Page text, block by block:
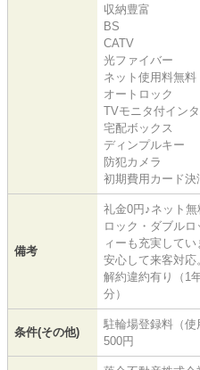
収納豊富
BS
CATV
光ファイバー
ネット使用料無料
オートロック
TVモニタ付イン
宅配ボックス
ディンプルキー
防犯カメラ
初期費用カード決
備考
礼金0円♪ネット
ロック・ダブル
ィーも充実して
安心して来客対応
解約違約有り（1
分）
条件(その他)
駐輪場登録料（
500円